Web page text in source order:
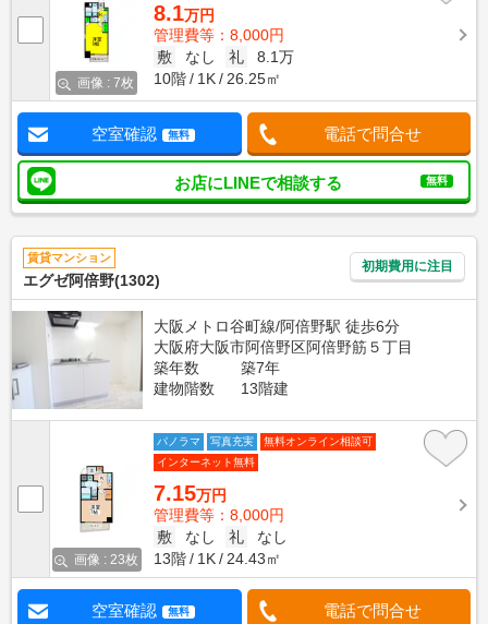
画像 : 7枚
8.1万円
管理費等：8,000円
敷
なし 礼
8.1万
10階
1K 26.25㎡
空室確認 無料 電話で問合せ
お店にLINEで相談する 無料
賃貸マンション
エグゼ阿倍野(1302)
初期費用に注目
大阪メトロ谷町線/阿倍野駅 徒歩6分
大阪府大阪市阿倍野区阿倍野筋５丁目
築年数
築7年
建物階数
13階建
画像 : 23枚
パノラマ 写真充実
無料オンライン相談可
インターネット無料
7.15万円
管理費等：8,000円
敷
なし 礼
なし
13階
1K 24.43㎡
空室確認 無料 電話で問合せ